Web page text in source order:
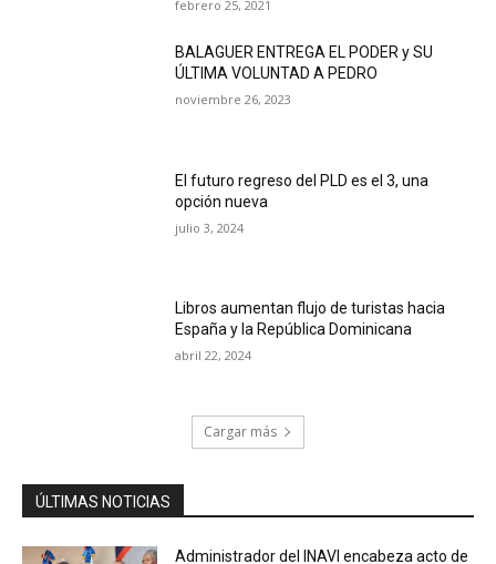
febrero 25, 2021
BALAGUER ENTREGA EL PODER y SU
ÚLTIMA VOLUNTAD A PEDRO
noviembre 26, 2023
El futuro regreso del PLD es el 3, una
opción nueva
julio 3, 2024
Libros aumentan flujo de turistas hacia
España y la República Dominicana
abril 22, 2024
Cargar más
ÚLTIMAS NOTICIAS
Administrador del INAVI encabeza acto de